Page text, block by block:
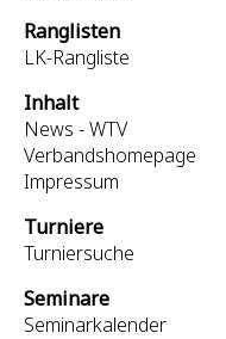
Ranglisten
LK-Rangliste
Inhalt
News - WTV
Verbandshomepage
Impressum
Turniere
Turniersuche
Seminare
Seminarkalender